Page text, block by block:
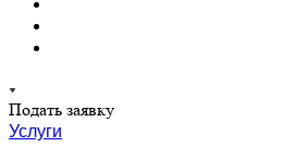
Подать заявку
Услуги